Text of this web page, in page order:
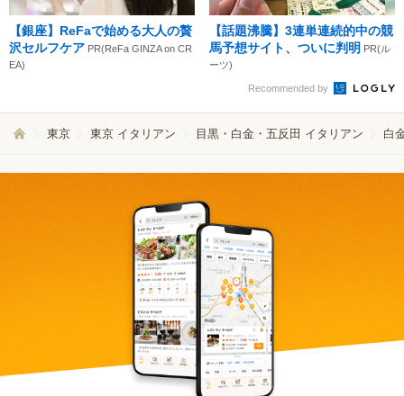
【銀座】ReFaで始める大人の贅
沢セルフケア PR(ReFa GINZA on CR
EA)
【話題沸騰】3連単連続的中の競
馬予想サイト、ついに判明 PR(ル
ーツ)
Recommended by
東京 東京 イタリアン 目黒・白金・五反田 イタリアン 白